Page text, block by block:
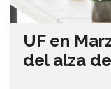
UF en
del alza